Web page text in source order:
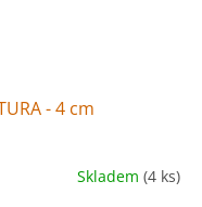
- 4 cm
Skladem (4 ks)